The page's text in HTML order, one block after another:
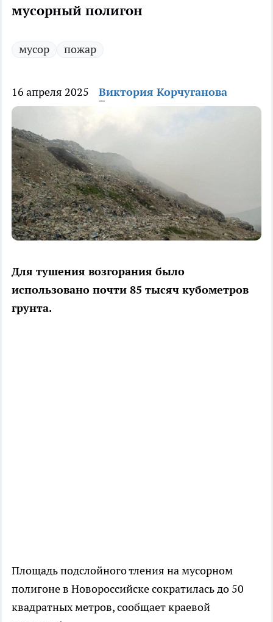
мусорный полигон
мусор пожар
16 апреля 2025 Виктория Корчуганова
Для тушения возгорания было
использовано почти 85 тысяч кубометров
грунта.
Площадь подслойного тления на мусорном
полигоне в Новороссийске сократилась до 50
квадратных метров, сообщает краевой